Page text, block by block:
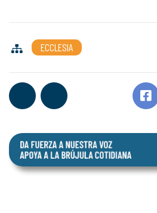
ECCLESIA